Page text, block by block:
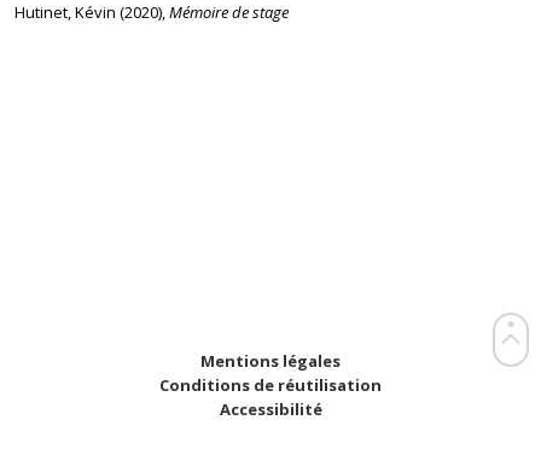
Hutinet, Kévin (2020),Mémoire de stage
Mentions légales
Conditions de réutilisation
Accessibilité